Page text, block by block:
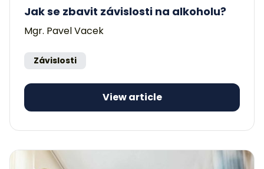
Jak se zbavit závislosti na alkoholu?
Mgr. Pavel Vacek
Závislosti
View article